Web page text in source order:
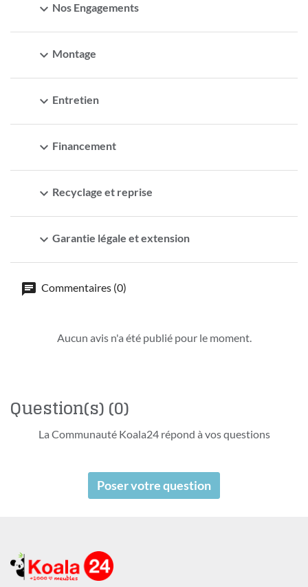
expand_more Nos Engagements
expand_more Montage
expand_more Entretien
expand_more Financement
expand_more Recyclage et reprise
expand_more Garantie légale et extension
Commentaires (0)
Aucun avis n'a été publié pour le moment.
Question(s)(0)
La Communauté Koala24 répond à vos questions
Poser votre question